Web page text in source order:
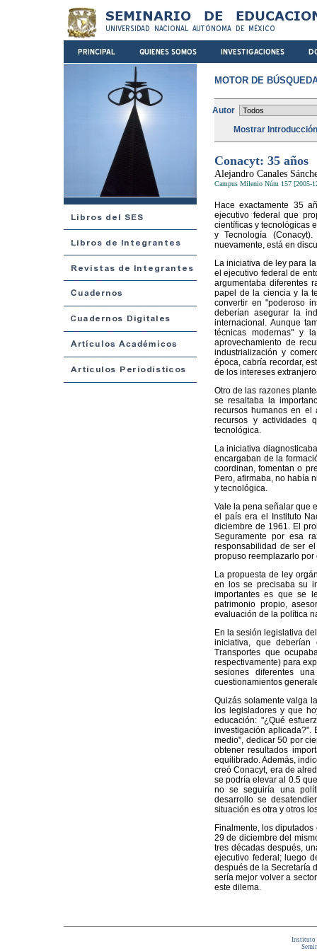
MOTOR DE
Autor
Mostrar
Conacyt: 35 años
Alejandro Canales
Campus Milenio Núm 157 [2005-
Hace exactamente 35
ejecutivo federal que
científicas y tecnológicas
y Tecnología
nuevamente, está en
La iniciativa de ley para
el ejecutivo federal de
argumentaba diferentes
papel de la ciencia y la
convertir en "poderoso
deberían asegurar la
internacional. Aunque
técnicas modernas" y
aprovechamiento de
industrialización y
época, cabría recordar,
de los intereses
Otro de las razones
se resaltaba la
recursos humanos en el
recursos y actividades
tecnológica.
La iniciativa
encargaban de la
coordinan, fomentan o
Pero, afirmaba, no había
y tecnológica.
Vale la pena señalar que
el país era el Instituto
diciembre de 1961. El
Seguramente por esa
responsabilidad de ser
propuso reemplazarlo por
La propuesta de ley
en los se precisaba su
importantes es que se
patrimonio propio,
evaluación de la política
En la sesión legislativa
iniciativa, que deberían
Transportes que
respectivamente) para
sesiones diferentes
cuestionamientos
Quizás solamente valga
los legisladores y que
educación: "¿Qué
investigación aplicada?".
medio", dedicar 50 por
obtener resultados
equilibrado. Además,
creó Conacyt, era de
se podría elevar al 0.5
no se seguiría una
desarrollo se
situación es otra y otros
Finalmente, los
29 de diciembre del
tres décadas después,
ejecutivo federal; luego
después de la Secretaría
sería mejor volver a
este dilema.
Instituto